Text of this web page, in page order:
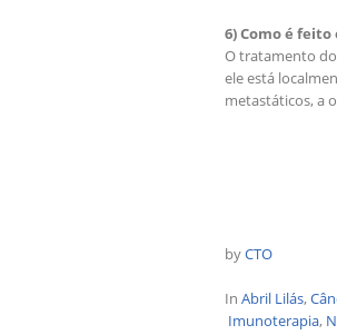
6) Como é
O tratamento
ele está
metastáticos, a
byCTO
In Abril Lilás,
Imunoterapia,